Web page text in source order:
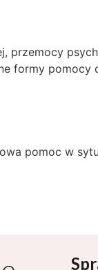
formy pomocy
pomoc w